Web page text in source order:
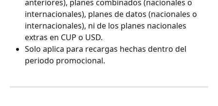
anteriores), planes combinados (nacionales o
internacionales), planes de datos (nacionales o
internacionales), ni de los planes nacionales
extras en CUP o USD.
Solo aplica para recargas hechas dentro del
periodo promocional.